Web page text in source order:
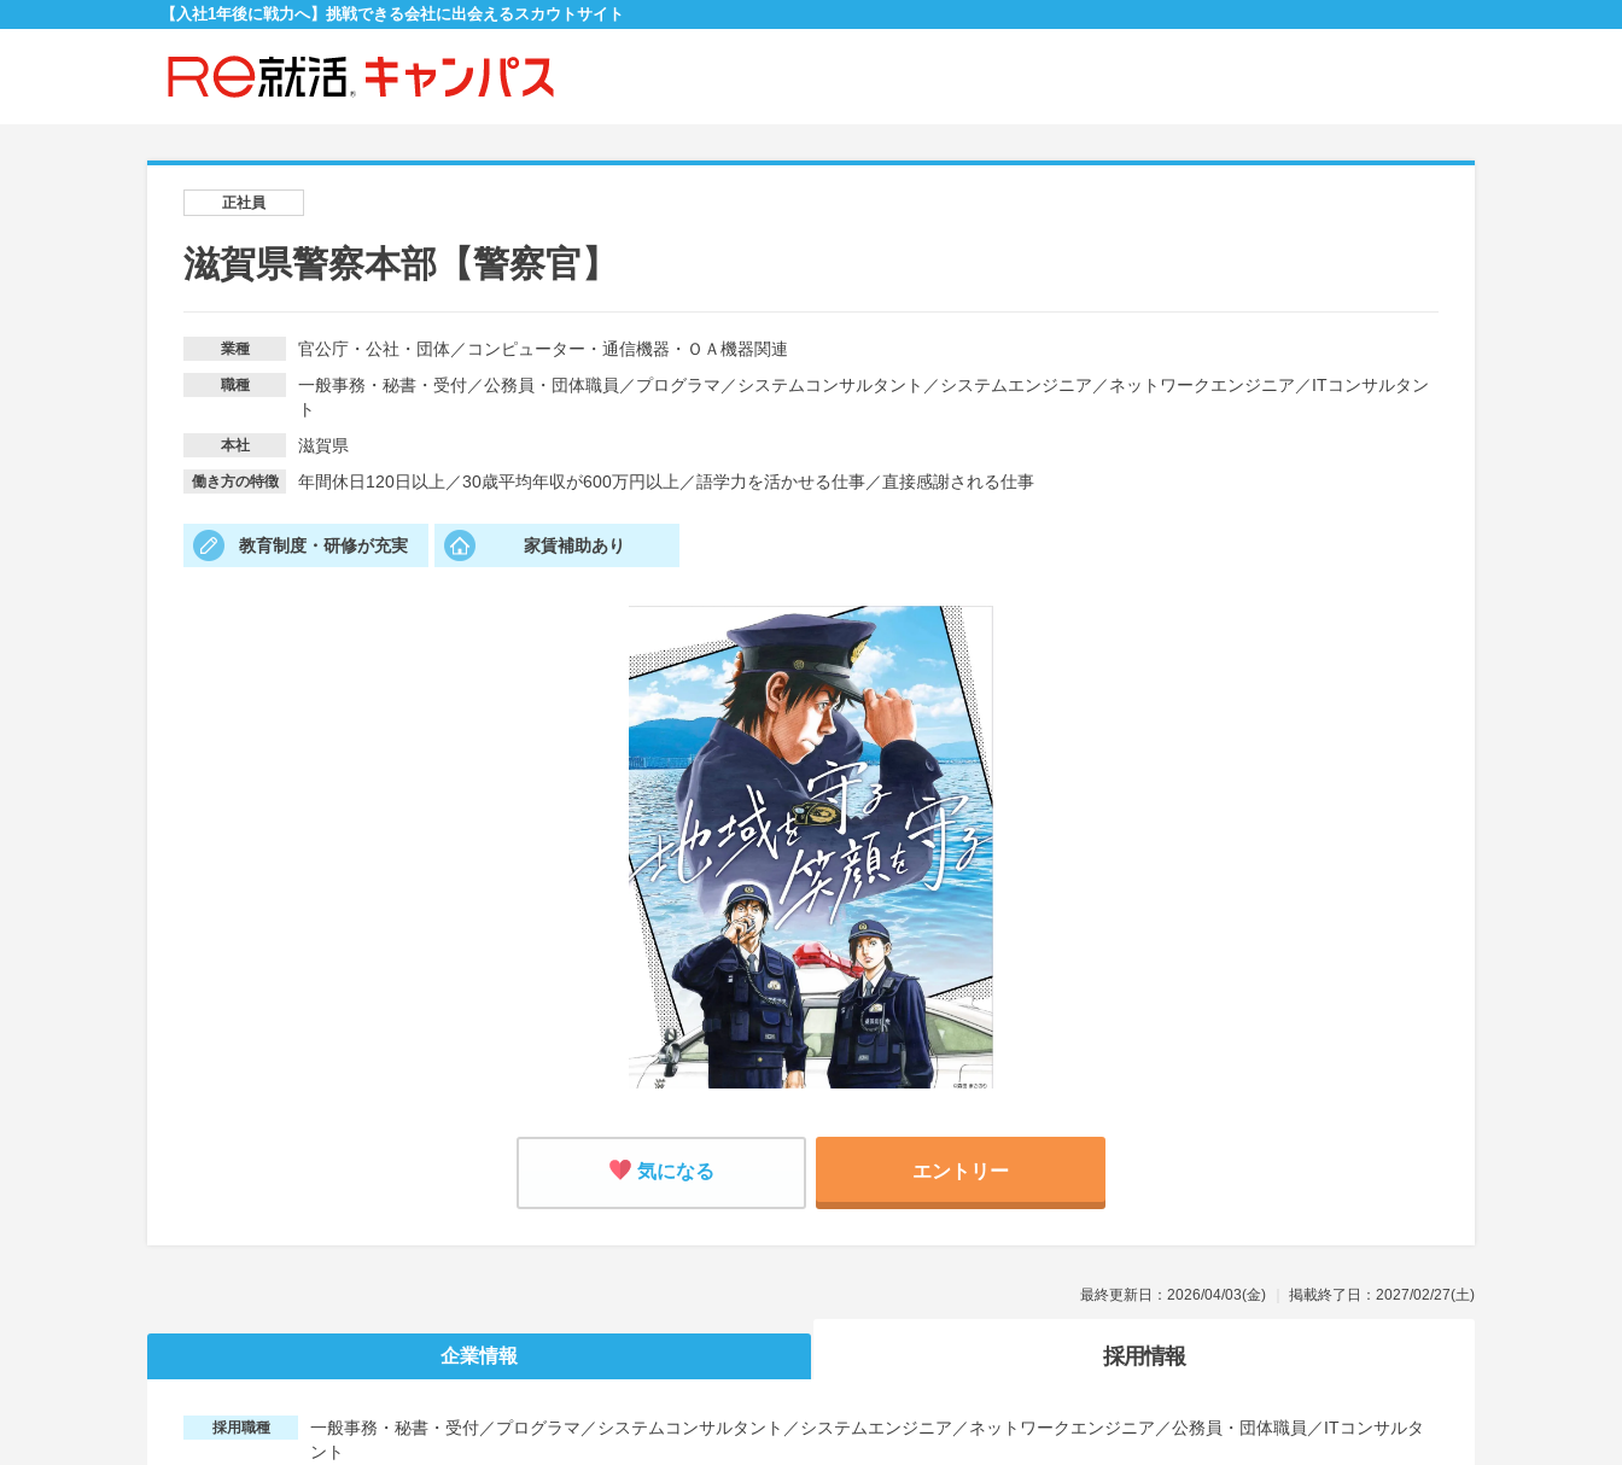
【入社1年後に戦力へ】挑戦できる会社に出会えるスカウトサイト
正社員
滋賀県警察本部【警察官】
業種 官公庁・公社・団体／ コンピューター・通信機器・ＯＡ機器関連
職種 一般事務・秘書・受付／公務員・団体職員 ／プログラマ ／システムコンサルタント ／システムエンジニア ／ネットワークエンジニア ／ITコンサルタン
ト
本社 滋賀県
働き方の特徴 年間休日120日以上 ／30歳平均年収が600万円以上 ／語学力を活かせる仕事／直接感謝される仕事
教育制度・研修が充実 家賃補助あり
気になる エントリー
最終更新日：2026/04/03(金) 掲載終了日：2027/02/27(土)
企業情報 採用情報
採用職種
一般事務・秘書・受付／プログラマ／システムコンサルタント／システムエンジニア／ネットワークエンジニア／公務員・団体職員／ITコンサルタ
ント